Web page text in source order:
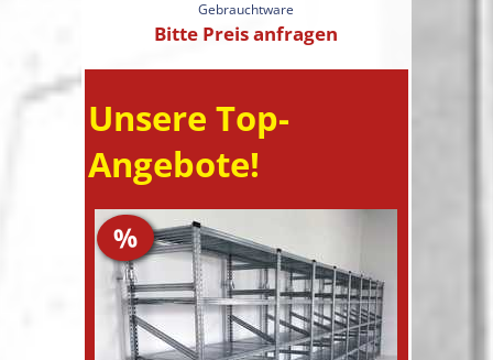
Gebrauchtware
Bitte Preis anfragen
Unsere Top-
Angebote!
%